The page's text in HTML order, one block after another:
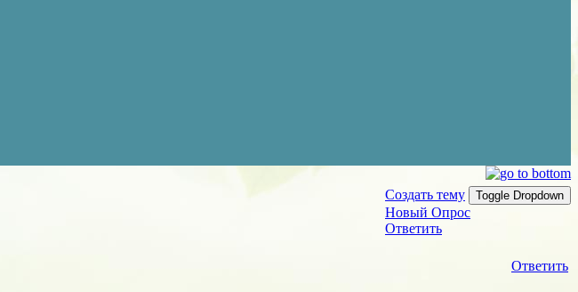
Создать тему
Toggle Dropdown
Новый Опрос
Ответить
Ответить